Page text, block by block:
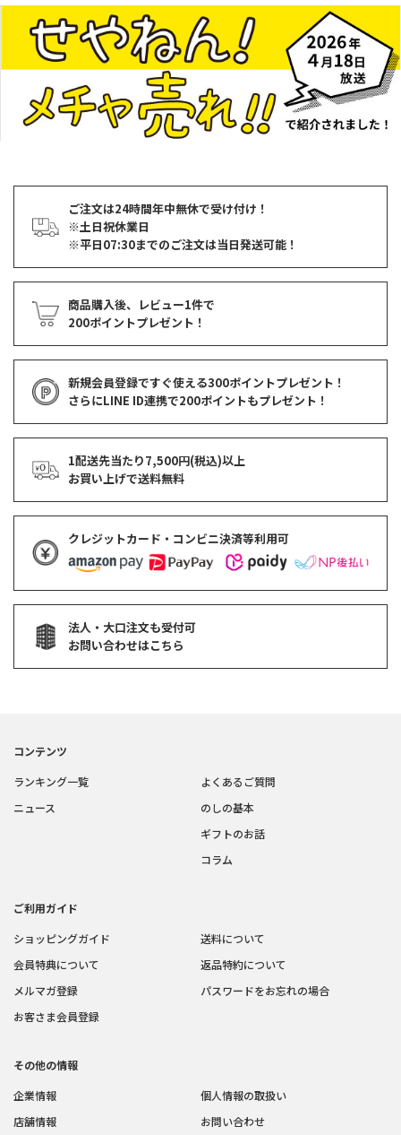
ご注文は24時間年中無休で受け付け！
※土日祝休業日
※平日07:30までのご注文は当日発送可能！
商品購入後、レビュー1件で
200ポイントプレゼント！
新規会員登録ですぐ使える300ポイントプレゼント！
さらにLINE ID連携で200ポイントもプレゼント！
1配送先当たり7,500円(税込)以上
お買い上げで送料無料
クレジットカード・コンビニ決済等利用可
法人・大口注文も受付可
お問い合わせはこちら
コンテンツ
ランキング一覧
ニュース
よくあるご質問
のしの基本
ギフトのお話
コラム
ご利用ガイド
ショッピングガイド
会員特典について
メルマガ登録
お客さま会員登録
送料について
返品特約について
パスワードをお忘れの場合
その他の情報
企業情報
店舗情報
個人情報の取扱い
お問い合わせ